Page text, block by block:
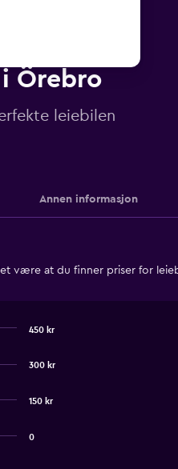
Örebro
leiebilen
Annen informasjon
være at du finner priser for
0
150 kr
300 kr
450 kr